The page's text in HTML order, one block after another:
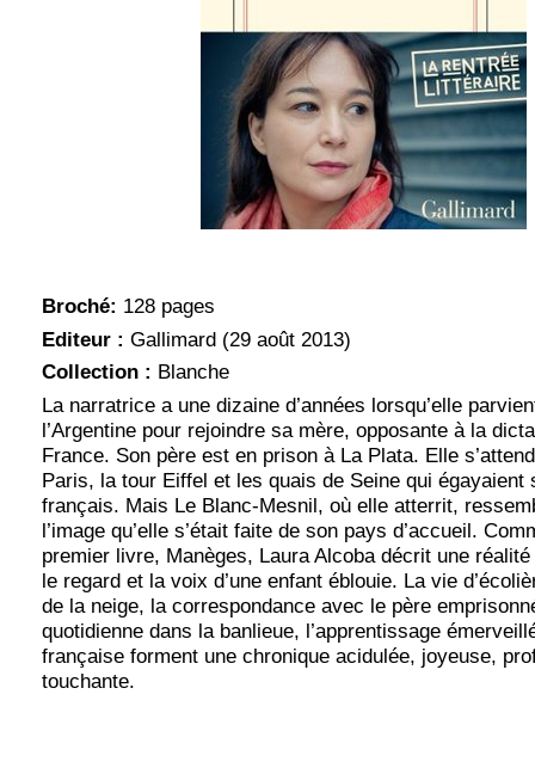
Broché: 128 pages
Editeur : Gallimard (29 août 2013)
Collection : Blanche
La narratrice a une dizaine d’années lorsqu’elle
l’Argentine pour rejoindre sa mère, opposante à la
France. Son père est en prison à La Plata. Elle
Paris, la tour Eiffel et les quais de Seine qui égayaient
français. Mais Le Blanc-Mesnil, où elle atterrit,
l’image qu’elle s’était faite de son pays d’accueil.
premier livre, Manèges, Laura Alcoba décrit une
le regard et la voix d’une enfant éblouie. La vie
de la neige, la correspondance avec le père
quotidienne dans la banlieue, l’apprentissage
française forment une chronique acidulée, joyeuse,
touchante.